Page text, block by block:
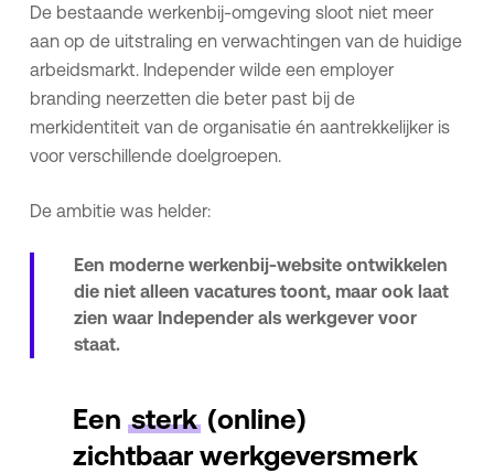
De bestaande werkenbij-omgeving sloot niet meer
aan op de uitstraling en verwachtingen van de huidige
arbeidsmarkt. Independer wilde een employer
branding neerzetten die beter past bij de
merkidentiteit van de organisatie én aantrekkelijker is
voor verschillende doelgroepen.
De ambitie was helder:
Een moderne werkenbij-website ontwikkelen
die niet alleen vacatures toont, maar ook laat
zien waar Independer als werkgever voor
staat.
Een sterk(online)
zichtbaar werkgeversmerk